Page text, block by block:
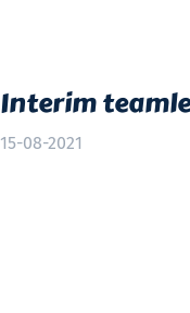
Interim
15-08-2021